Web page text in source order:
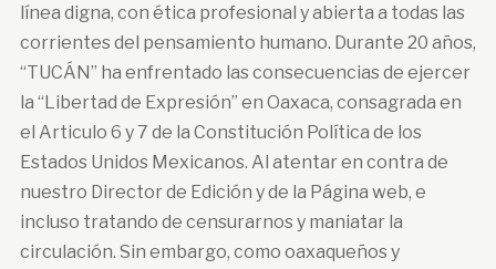
línea digna, con ética profesional y abierta a todas las
corrientes del pensamiento humano. Durante 20 años,
“TUCÁN” ha enfrentado las consecuencias de ejercer
la “Libertad de Expresión” en Oaxaca, consagrada en
el Articulo 6 y 7 de la Constitución Política de los
Estados Unidos Mexicanos. Al atentar en contra de
nuestro Director de Edición y de la Página web, e
incluso tratando de censurarnos y maniatar la
circulación. Sin embargo, como oaxaqueños y